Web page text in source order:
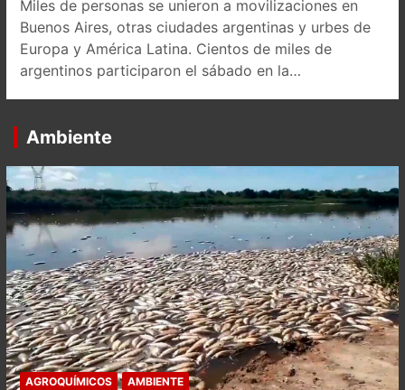
Miles de personas se unieron a movilizaciones en
Buenos Aires, otras ciudades argentinas y urbes de
Europa y América Latina. Cientos de miles de
argentinos participaron el sábado en la…
Ambiente
AGROQUÍMICOS AMBIENTE